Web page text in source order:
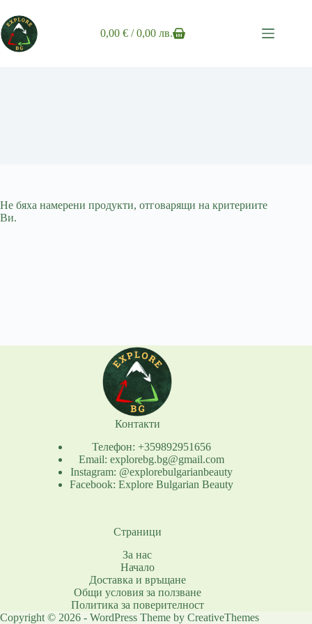
to
content
Shopping
0,00€ / 0,00 лв.
Не бяха намерени продукти, отговарящи на критериите
Ви.
Контакти
Телефон: +359892951656
Email: explorebg.bg@gmail.com
Instagram: @explorebulgarianbeauty
Facebook: Explore Bulgarian Beauty
Страници
За нас
Начало
Доставка и връщане
Общи условия за ползване
Политика за поверителност
Copyright © 2026 - WordPress Theme by CreativeThemes